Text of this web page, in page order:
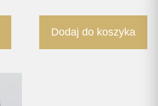
Dodaj do koszyka